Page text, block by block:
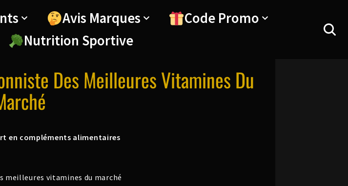
Avis Marques
Code Promo
Nutrition Sportive
Des Meilleures Vitamines Du
en compléments alimentaires
meilleures vitamines du marché